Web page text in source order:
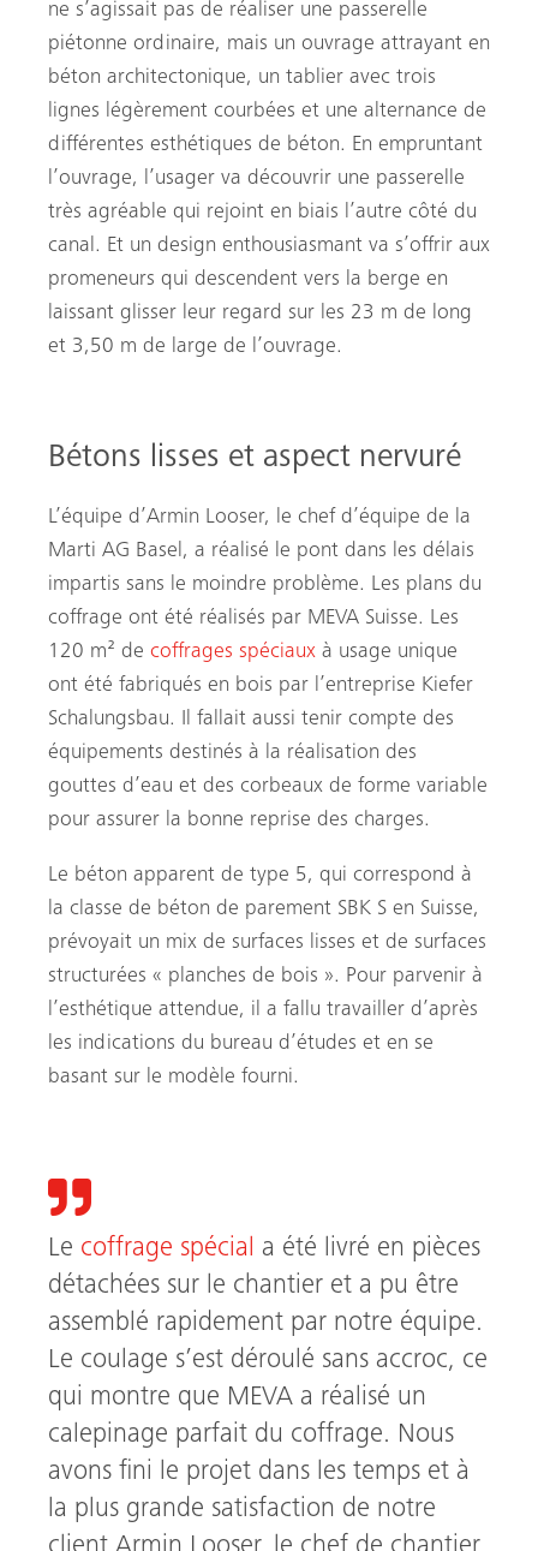
ne s’agissait pas de réaliser une passerelle
piétonne ordinaire, mais un ouvrage attrayant en
béton architectonique, un tablier avec trois
lignes légèrement courbées et une alternance de
différentes esthétiques de béton. En empruntant
l’ouvrage, l’usager va découvrir une passerelle
très agréable qui rejoint en biais l’autre côté du
canal. Et un design enthousiasmant va s’offrir aux
promeneurs qui descendent vers la berge en
laissant glisser leur regard sur les 23 m de long
et 3,50 m de large de l’ouvrage.
Bétons lisses et aspect nervuré
L’équipe d’Armin Looser, le chef d’équipe de la
Marti AG Basel, a réalisé le pont dans les délais
impartis sans le moindre problème. Les plans du
coffrage ont été réalisés par MEVA Suisse. Les
120 m² de coffrages spéciaux à usage unique
ont été fabriqués en bois par l’entreprise Kiefer
Schalungsbau. Il fallait aussi tenir compte des
équipements destinés à la réalisation des
gouttes d’eau et des corbeaux de forme variable
pour assurer la bonne reprise des charges.
Le béton apparent de type 5, qui correspond à
la classe de béton de parement SBK S en Suisse,
prévoyait un mix de surfaces lisses et de surfaces
structurées « planches de bois ». Pour parvenir à
l’esthétique attendue, il a fallu travailler d’après
les indications du bureau d’études et en se
basant sur le modèle fourni.
Le coffrage spécial a été livré en pièces
détachées sur le chantier et a pu être
assemblé rapidement par notre équipe.
Le coulage s’est déroulé sans accroc, ce
qui montre que MEVA a réalisé un
calepinage parfait du coffrage. Nous
avons fini le projet dans les temps et à
la plus grande satisfaction de notre